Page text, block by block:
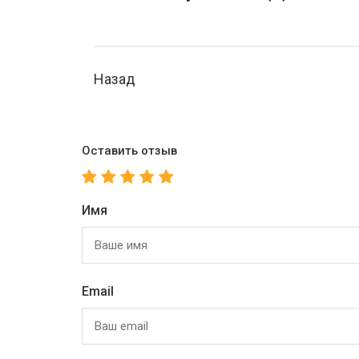
Назад
Оставить отзыв
Имя
Email